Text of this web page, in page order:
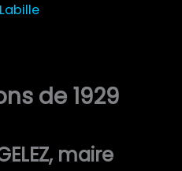
de 1929
maire